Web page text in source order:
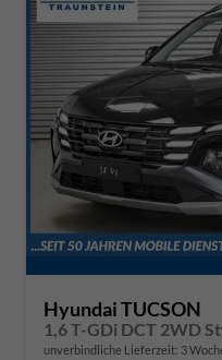
Hyundai TUCSON
1,6 T-GDi DCT 2WD
unverbindliche Lieferzeit: 3